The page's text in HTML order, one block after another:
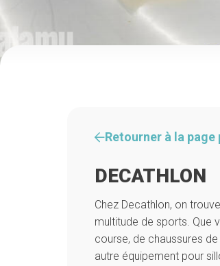
Retourner à la
DECATHLON
Chez Decathlon, on
multitude de sports. Que
course, de chaussures
autre équipement pour